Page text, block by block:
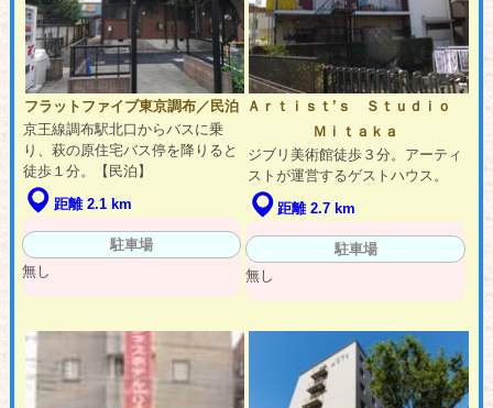
フラットファイブ東京調布／民泊
京王線調布駅北口からバスに乗
り、萩の原住宅バス停を降りると
徒歩１分。【民泊】
距離 2.1 km
駐車場
無し
Ａｒｔｉｓｔ’ｓ Ｓｔｕｄｉｏ
Ｍｉｔａｋａ
ジブリ美術館徒歩３分。アーティ
ストが運営するゲストハウス。
距離 2.7 km
駐車場
無し